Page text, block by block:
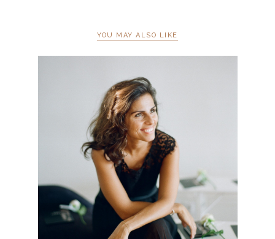
YOU MAY ALSO LIKE